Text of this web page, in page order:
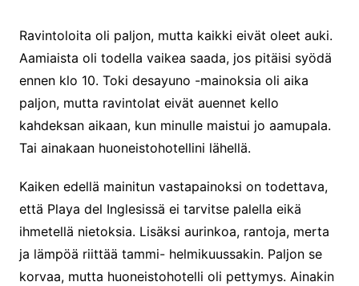
Ravintoloita oli paljon, mutta kaikki eivät oleet auki.
Aamiaista oli todella vaikea saada, jos pitäisi syödä
ennen klo 10. Toki desayuno -mainoksia oli aika
paljon, mutta ravintolat eivät auennet kello
kahdeksan aikaan, kun minulle maistui jo aamupala.
Tai ainakaan huoneistohotellini lähellä.
Kaiken edellä mainitun vastapainoksi on todettava,
että Playa del Inglesissä ei tarvitse palella eikä
ihmetellä nietoksia. Lisäksi aurinkoa, rantoja, merta
ja lämpöä riittää tammi- helmikuussakin. Paljon se
korvaa, mutta huoneistohotelli oli pettymys. Ainakin